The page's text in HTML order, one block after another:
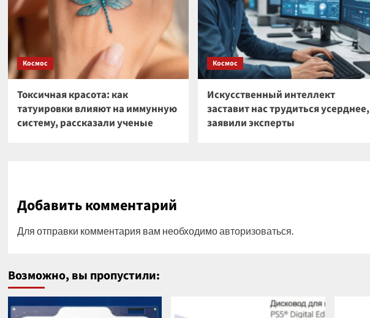
Космос
Токсичная красота: как
татуировки влияют на иммунную
систему, рассказали ученые
Космос
Искусственный интеллект
заставит нас трудиться усерднее,
заявили эксперты
Добавить комментарий
Для отправки комментария вам необходимоавторизоваться.
Возможно, вы пропустили: